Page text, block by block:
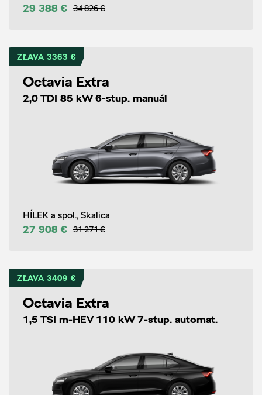
29 388 € 34 826 €
ZĽAVA 3363 €
Octavia Extra
2,0 TDI 85 kW 6-stup. manuál
HÍLEK a spol., Skalica
27 908 € 31 271 €
ZĽAVA 3409 €
Octavia Extra
1,5 TSI m-HEV 110 kW 7-stup. automat.